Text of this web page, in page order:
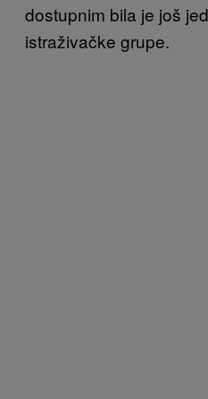
dostupnim bila je još
istraživačke grupe.